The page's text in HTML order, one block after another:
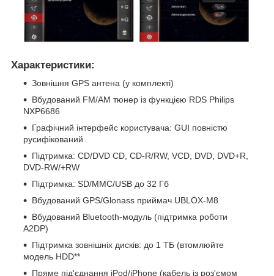
Характеристики:
Зовнішня GPS антена (у комплекті)
Вбудований FM/AM тюнер із функцією RDS Philips
NXP6686
Графічний інтерфейс користувача: GUI повністю
русифікований
Підтримка: CD/DVD CD, CD-R/RW, VCD, DVD, DVD+R,
DVD-RW/+RW
Підтримка: SD/MMC/USB до 32 Гб
Вбудований GPS/Glonass приймач UBLOX-M8
Вбудований Bluetooth-модуль (підтримка роботи
A2DP)
Підтримка зовнішніх дисків: до 1 ТБ (втомлюйте
модель HDD**
Пряме під'єднання iPod/iPhone (кабель із роз'ємом